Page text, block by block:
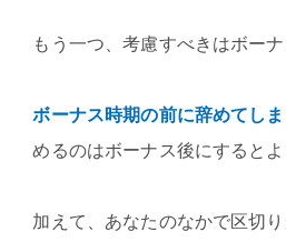
もう一つ、考慮すべきはボーナ
ボーナス時期の前に辞めてし
めるのはボーナス後にするとよ
加えて、あなたのなかで区切